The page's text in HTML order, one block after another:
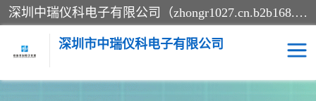
深圳中瑞仪科电子有限公司（zhongr1027.cn.b2b168.com）主要从事回收二手仪器，工厂仪器，回收示波器，KeysightE4980A，FLUKE754，MT8852B，IFR3920，Agilent N4010A，MT8852B等业务，全国统一热线：13570873835。深圳中瑞仪科电子有限公司整批或单出，专业评估高价回收工厂闲置仪器。
深圳市中瑞仪科电子有限公司